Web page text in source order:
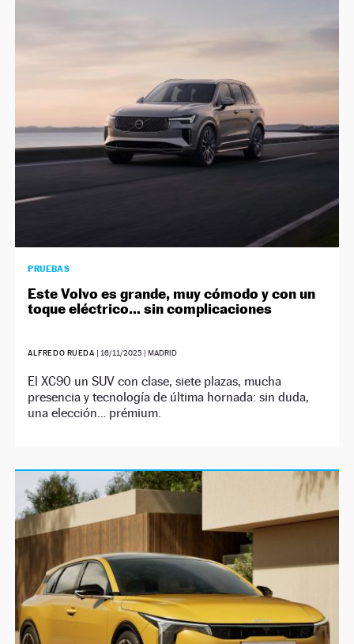
PRUEBAS
Este Volvo es grande, muy cómodo y con un
toque eléctrico… sin complicaciones
ALFREDO RUEDA | 16/11/2025| MADRID
El XC90 un SUV con clase, siete plazas, mucha
presencia y tecnología de última hornada: sin duda,
una elección… prémium.